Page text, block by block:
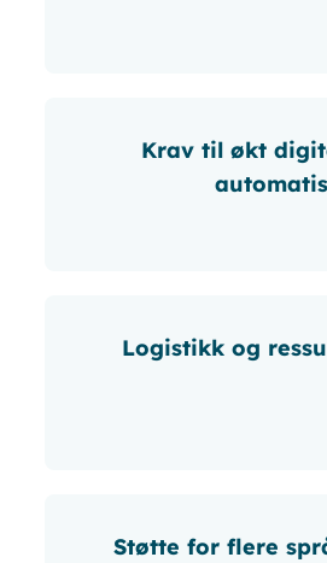
Krav til økt
Logistikk og
Støtte for flere